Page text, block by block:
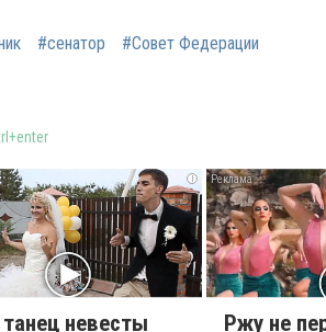
#сенатор #Совет Федерации
i
невесты
Ржу не